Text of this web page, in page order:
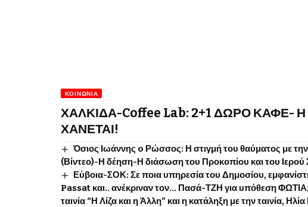
ΚΟΙΝΩΝΊΑ
ΧΑΛΚΙΔΑ-Coffee Lab: 2+1 ΔΩΡΟ ΚΑΦΕ-
ΧΑΝΕΤΑΙ!
Όσιος Ιωάννης o Ρώσσος: Η στιγμή του θαύματος με
(Βίντεο)-Η δέηση-Η διάσωση του Προκοπίου και του
Εύβοια-ΣΟΚ: Σε ποια υπηρεσία του Δημοσίου,
Passat και.. ανέκριναν τον… Πασά-ΤΖΗ για υπόθεση
ταινία “Η Λίζα και η Άλλη” και η κατάληξη με την ταινία,